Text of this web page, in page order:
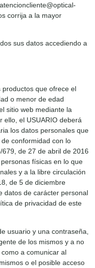
corrija a la mayor
sus datos accediendo a
productos que ofrece el
o menor de edad
sitio web mediante la
ello, el USUARIO deberá
los datos personales que
conformidad con lo
de 27 de abril de 2016
físicas en lo que
y a la libre circulación
de 5 de diciembre
datos de carácter personal
de privacidad de este
usuario y una contraseña,
de los mismos y a no
a comunicar al
o el posible acceso